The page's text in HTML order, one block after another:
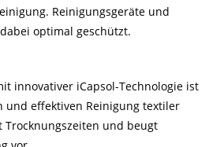
Reinigungsgeräte und
optimal geschützt.
innovativer iCapsol-Technologie ist
und effektiven Reinigung textiler
Trocknungszeiten und beugt